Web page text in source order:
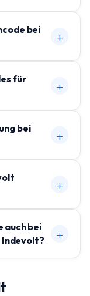
bei
+
für
+
bei
+
+
auch bei
+